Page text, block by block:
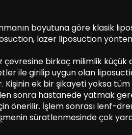
boyutuna göre klasik
lazer liposuction
çevresine birkaç milimlik
ile girilip uygun olan
Kişinin ek bir şikayeti yoksa
sonra hastanede yatmak
önerilir. İşlem sonrası lenf-
süratlenmesinde çok